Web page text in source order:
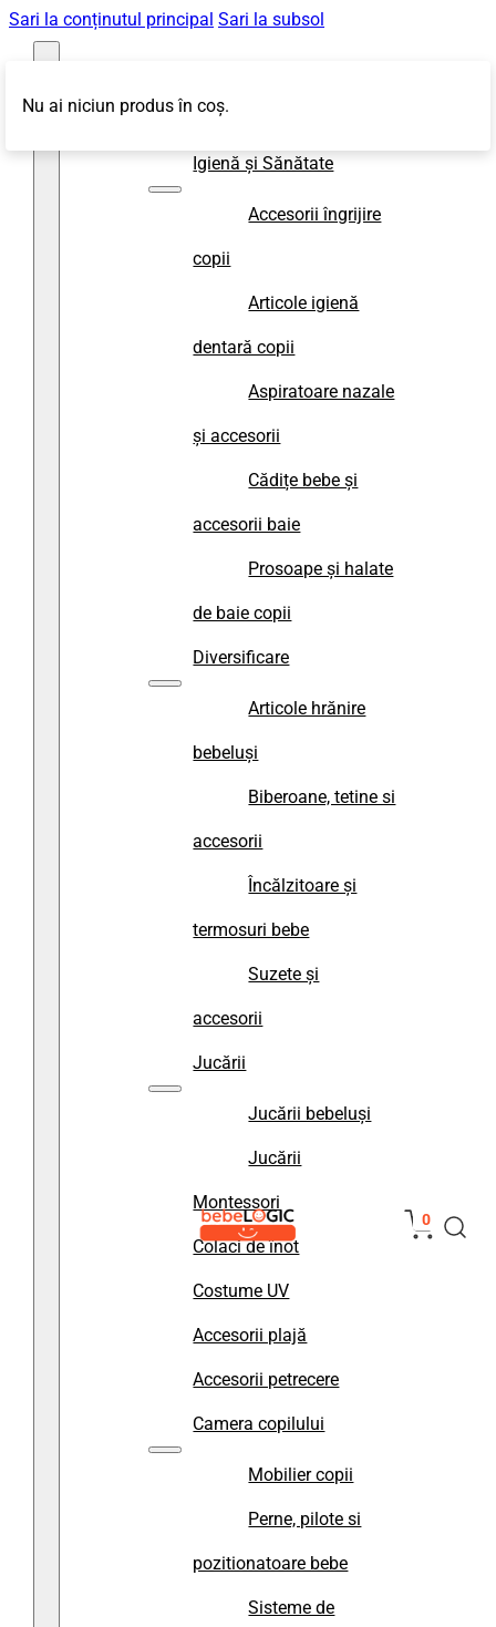
Sari la conținutul principal Sari la subsol
Igienă și Sănătate
Accesorii îngrijire
copii
Articole igienă
dentară copii
Aspiratoare nazale
și accesorii
Cădițe bebe și
accesorii baie
Prosoape și halate
de baie copii
Diversificare
Articole hrănire
bebeluși
Biberoane, tetine si
accesorii
Încălzitoare și
termosuri bebe
Suzete și
accesorii
Jucării
Jucării bebeluși
Jucării
Montessori
Colaci de înot
Costume UV
Accesorii plajă
Accesorii petrecere
Camera copilului
Mobilier copii
Perne, pilote si
pozitionatoare bebe
Sisteme de
0
Nu ai niciun produs în coș.